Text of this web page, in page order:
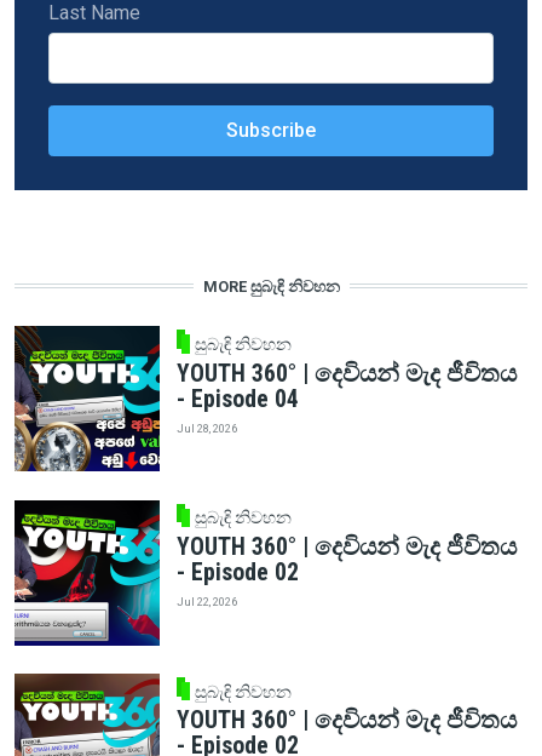
Last Name
MORE සුබැඳි නිවහන
සුබැඳි නිවහන
YOUTH 360° | දෙවියන් මැද ජීවිතය
- Episode 04
Jul 28, 2026
සුබැඳි නිවහන
YOUTH 360° | දෙවියන් මැද ජීවිතය
- Episode 02
Jul 22, 2026
සුබැඳි නිවහන
YOUTH 360° | දෙවියන් මැද ජීවිතය
- Episode 02